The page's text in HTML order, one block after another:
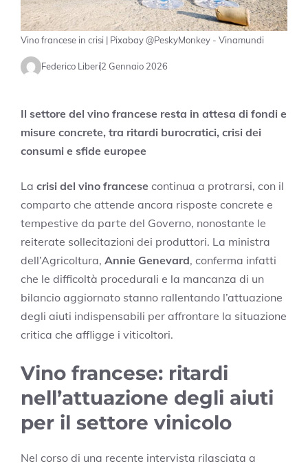
Vino francese in crisi | Pixabay @PeskyMonkey - Vinamundi
Federico Liberi2 Gennaio 2026
Il settore del vino francese resta in attesa di fondi e
misure concrete, tra ritardi burocratici, crisi dei
consumi e sfide europee
La crisi del vino francese continua a protrarsi, con il
comparto che attende ancora risposte concrete e
tempestive da parte del Governo, nonostante le
reiterate sollecitazioni dei produttori. La ministra
dell’Agricoltura, Annie Genevard, conferma infatti
che le difficoltà procedurali e la mancanza di un
bilancio aggiornato stanno rallentando l’attuazione
degli aiuti indispensabili per affrontare la situazione
critica che affligge i viticoltori.
Vino francese: ritardi
nell’attuazione degli aiuti
per il settore vinicolo
Nel corso di una recente intervista rilasciata a